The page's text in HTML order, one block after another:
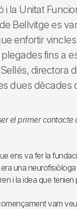
i la Unitat
Bellvitge es
enfortir
fins a
directora
dues
el primer
ens va fer la
una
i la idea que tenien
vam